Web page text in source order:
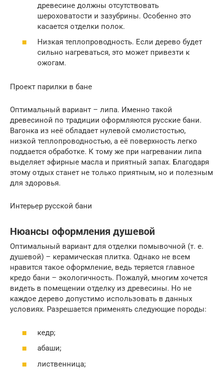
древесине должны отсутствовать
шероховатости и зазубрины. Особенно это
касается отделки полок.
Низкая теплопроводность. Если дерево будет
сильно нагреваться, это может привезти к
ожогам.
Проект парилки в бане
Оптимальный вариант – липа. Именно такой
древесиной по традиции оформляются русские бани.
Вагонка из неё обладает нулевой смолистостью,
низкой теплопроводностью, а её поверхность легко
поддается обработке. К тому же при нагревании липа
выделяет эфирные масла и приятный запах. Благодаря
этому отдых станет не только приятным, но и полезным
для здоровья.
Интерьер русской бани
Нюансы оформления душевой
Оптимальный вариант для отделки помывочной (т. е.
душевой) – керамическая плитка. Однако не всем
нравится такое оформление, ведь теряется главное
кредо бани – экологичность. Пожалуй, многим хочется
видеть в помещении отделку из древесины. Но не
каждое дерево допустимо использовать в данных
условиях. Разрешается применять следующие породы:
кедр;
абаши;
лиственница;